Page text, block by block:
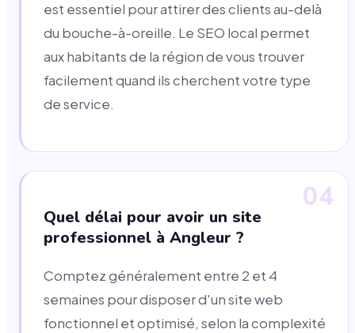
est essentiel pour attirer des clients au-delà
du bouche-à-oreille. Le SEO local permet
aux habitants de la région de vous trouver
facilement quand ils cherchent votre type
de service.
04
Quel délai pour avoir un site
professionnel à Angleur ?
Comptez généralement entre 2 et 4
semaines pour disposer d'un site web
fonctionnel et optimisé, selon la complexité